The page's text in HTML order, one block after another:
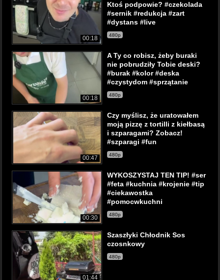
00:18
Ktoś podpowie? #czekolada
#sernik #redukcja #zart
#dystans #live
480p
00:18
A Ty co robisz, żeby buraki
nie pobrudziły Tobie deski?
#burak #kolor #deska
#czystydom #sprzątanie
480p
00:47
Czy myślisz, że uratowałem
moją pizzę z tortilli z kiełbasą
i szparagami? Zobacz!
#szparagi #fun
480p
00:30
WYKOSZYSTAJ TEN TIP! #ser
#feta #kuchnia #krojenie #tip
#ciekawostka
#pomocwkuchni
480p
01:44
Szaszłyki Chłodnik Sos
czosnkowy
480p